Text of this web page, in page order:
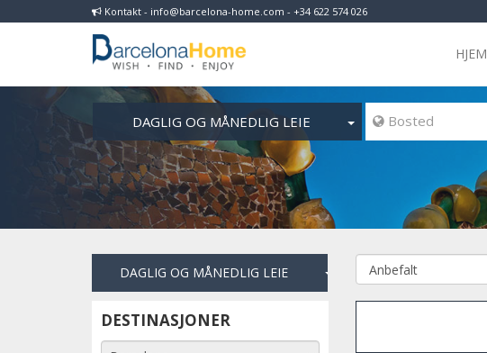
Kontakt - info@barcelona-home.com - +34 622 574 026
HJEM
DAGLIG OG MÅNEDLIG LEIE  Bosted
DAGLIG OG MÅNEDLIG LEIE
DESTINASJONER